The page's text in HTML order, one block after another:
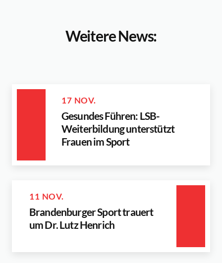
Weitere News:
17 NOV.
Gesundes Führen: LSB-
Weiterbildung unterstützt
Frauen im Sport
11 NOV.
Brandenburger Sport trauert
um Dr. Lutz Henrich